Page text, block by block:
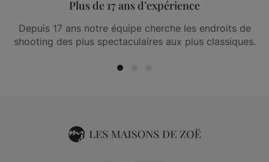
Plus de 17 ans d’expérience
Depuis 17 ans notre équipe cherche les endroits de
shooting des plus spectaculaires aux plus classiques.